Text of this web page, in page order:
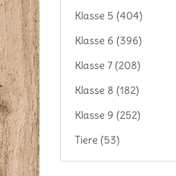
Klasse 5 (404)
Klasse 6 (396)
Klasse 7 (208)
Klasse 8 (182)
Klasse 9 (252)
Tiere (53)